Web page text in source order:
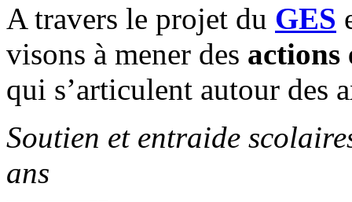
A travers le projet du GES
visons à mener des actions
qui s’articulent autour des
Soutien et entraide
ans